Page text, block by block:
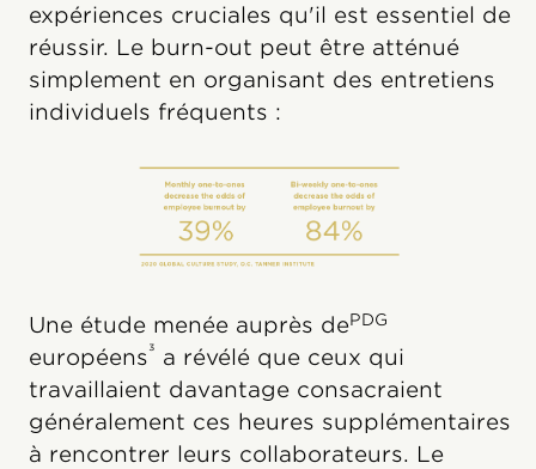
expériences cruciales qu'il est essentiel de
réussir. Le burn-out peut être atténué
simplement en organisant des entretiens
individuels fréquents :
Une étude menée auprès dePDG
européens³ a révélé que ceux qui
travaillaient davantage consacraient
généralement ces heures supplémentaires
à rencontrer leurs collaborateurs. Le